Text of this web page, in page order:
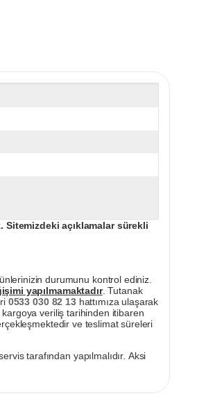
Sitemizdeki açıklamalar sürekli
durumunu kontrol ediniz.
yapılmamaktadır. Tutanak
0533 030 82 13hattımıza ulaşarak
veriliş tarihinden itibaren
ve teslimat süreleri
tarafından yapılmalıdır. Aksi